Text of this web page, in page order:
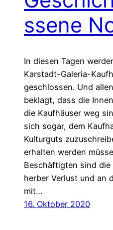
ssene
In diesen Tagen
Karstadt-Galeria-
geschlossen. Und
beklagt, dass die
die Kaufhäuser weg
sich sogar, dem
Kulturguts
erhalten werden
Beschäftigten sind die
herber Verlust und an
mit…
16. Oktober 2020